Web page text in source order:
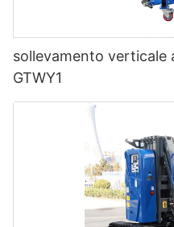
sollevamento verticale
GTWY1